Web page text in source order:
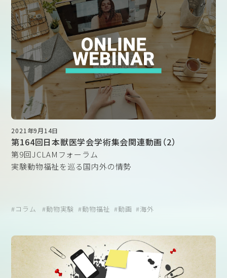
2021年9月14日
第164回日本獣医学会学術集会関連動画（2）
第9回JCLAMフォーラム
実験動物福祉を巡る国内外の情勢
コラム 動物実験 動物福祉 動画 海外